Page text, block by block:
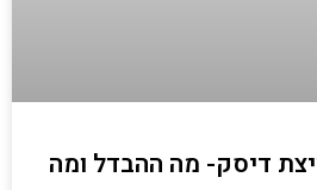
דיסק- מה ההבדל ומה